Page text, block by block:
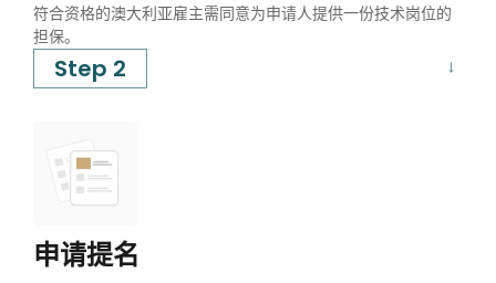
符合资格的澳大利亚雇主需同意为申请人提供一份技术岗位的
担保。
Step 2
申请提名